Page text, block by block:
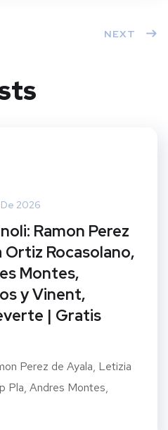
NEXT
2026
Ramon Perez
Ortiz Rocasolano,
Montes,
y Vinent,
| Gratis
Perez de Ayala, Letizia
Pla, Andres Montes,